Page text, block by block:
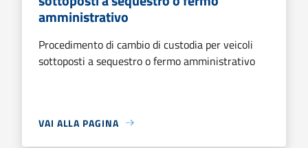
amministrativo
Procedimento di cambio di custodia per veicoli
sottoposti a sequestro o fermo amministrativo
VAI ALLA PAGINA